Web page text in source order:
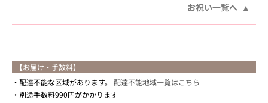
お祝い一覧へ
【お届け・手数料】
配達不能な区域があります。 配達不能地域一覧はこちら
別途手数料990円がかかります